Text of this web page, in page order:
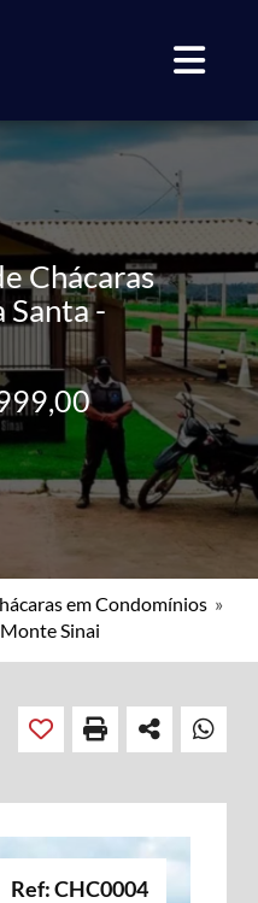
Chácaras
Santa -
em Condomínios »
Sinai
Ref: CHC0004